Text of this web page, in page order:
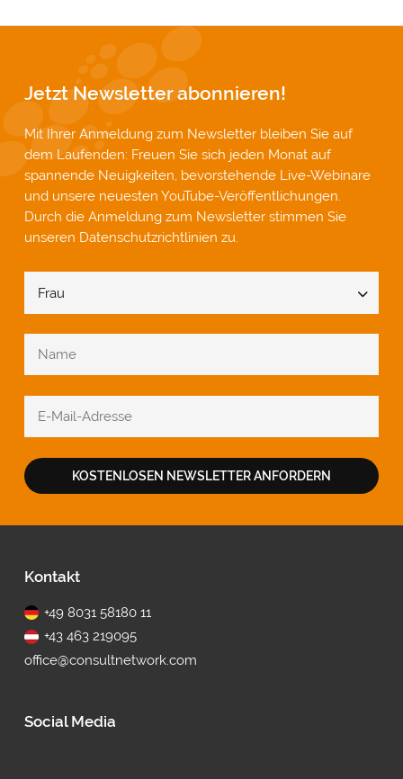
Jetzt Newsletter abonnieren!
Mit Ihrer Anmeldung zum Newsletter bleiben Sie auf
dem Laufenden: Freuen Sie sich jeden Monat auf
spannende Neuigkeiten, bevorstehende Live-Webinare
und unsere neuesten YouTube-Veröffentlichungen.
Durch die Anmeldung zum Newsletter stimmen Sie
unseren Datenschutzrichtlinien zu.
KOSTENLOSEN NEWSLETTER ANFORDERN
Fußbereich
Kontakt
+49 8031 58180 11
+43 463 219095
office@consultnetwork.com
Social Media